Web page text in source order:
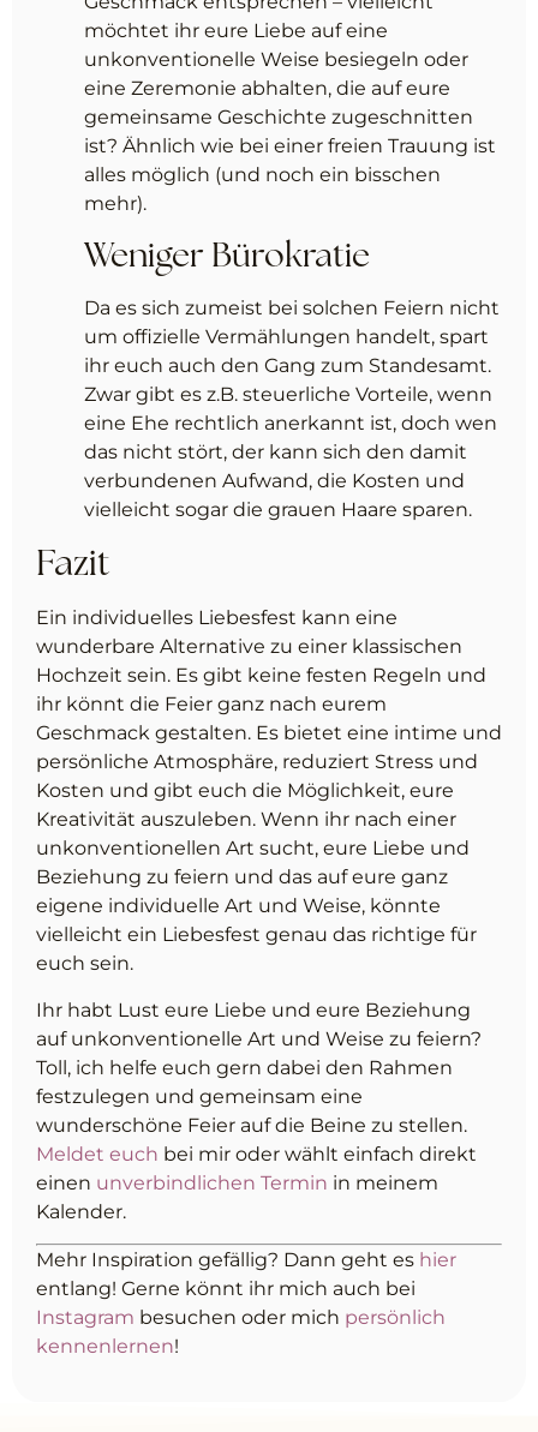
möchtet ihr eure Liebe auf eine
unkonventionelle Weise besiegeln oder
eine Zeremonie abhalten, die auf eure
gemeinsame Geschichte zugeschnitten
ist? Ähnlich wie bei einer freien Trauung ist
alles möglich (und noch ein bisschen
mehr).
Weniger Bürokratie
Da es sich zumeist bei solchen Feiern nicht
um offizielle Vermählungen handelt, spart
ihr euch auch den Gang zum Standesamt.
Zwar gibt es z.B. steuerliche Vorteile, wenn
eine Ehe rechtlich anerkannt ist, doch wen
das nicht stört, der kann sich den damit
verbundenen Aufwand, die Kosten und
vielleicht sogar die grauen Haare sparen.
Fazit
Ein individuelles Liebesfest kann eine
wunderbare Alternative zu einer klassischen
Hochzeit sein. Es gibt keine festen Regeln und
ihr könnt die Feier ganz nach eurem
Geschmack gestalten. Es bietet eine intime und
persönliche Atmosphäre, reduziert Stress und
Kosten und gibt euch die Möglichkeit, eure
Kreativität auszuleben. Wenn ihr nach einer
unkonventionellen Art sucht, eure Liebe und
Beziehung zu feiern und das auf eure ganz
eigene individuelle Art und Weise, könnte
vielleicht ein Liebesfest genau das richtige für
euch sein.
Ihr habt Lust eure Liebe und eure Beziehung
auf unkonventionelle Art und Weise zu feiern?
Toll, ich helfe euch gern dabei den Rahmen
festzulegen und gemeinsam eine
wunderschöne Feier auf die Beine zu stellen.
Meldet euch bei mir oder wählt einfach direkt
einen unverbindlichen Termin in meinem
Kalender.
Mehr Inspiration gefällig? Dann geht es hier
entlang! Gerne könnt ihr mich auch bei
Instagram besuchen oder mich persönlich
kennenlernen!